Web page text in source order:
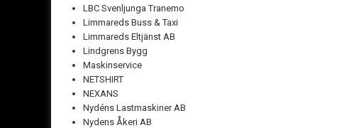
LBC Svenljunga Tranemo
Limmareds Buss & Taxi
Limmareds Eltjänst AB
Lindgrens Bygg
Maskinservice
NETSHIRT
NEXANS
Nydéns Lastmaskiner AB
Nydens Åkeri AB